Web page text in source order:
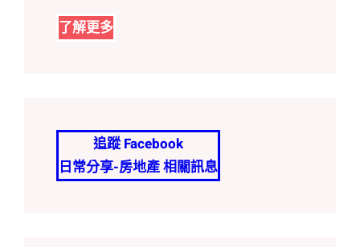
了解更多
追蹤 Facebook
日常分享-房地產 相關訊息